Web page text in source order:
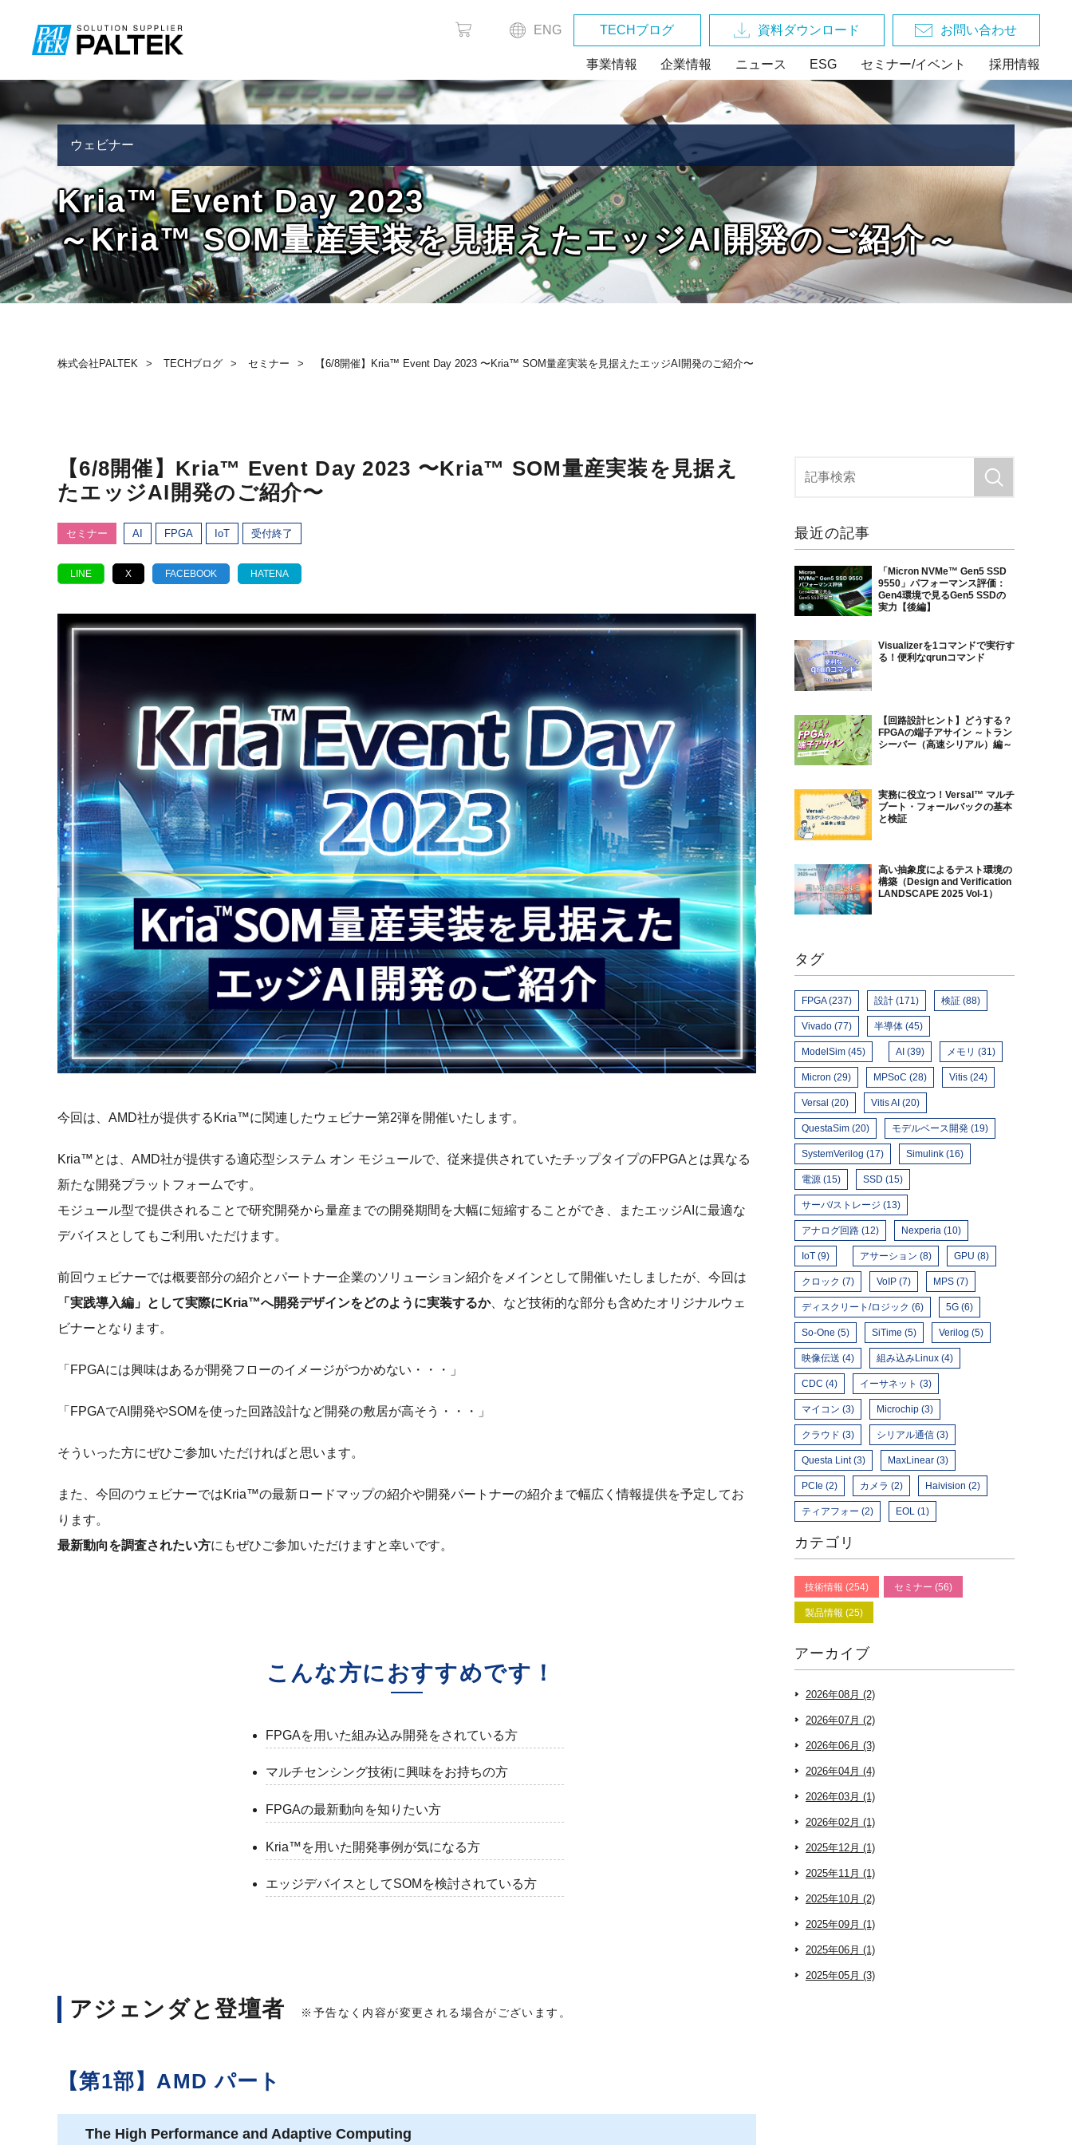
事業情報 企業情報 ニュース ESG セミナー/イベント 採用情報
ENG TECHブログ 資料ダウンロード お問い合わせ
株式会社PALTEK TECHブログ セミナー 【6/8開催】Kria™ Event Day 2023 〜Kria™ SOM量産実装を見据えたエッジAI開発のご紹介〜
TECHブログ
【6/8開催】Kria™ Event Day 2023 〜Kria™ SOM量産実装を見据え
たエッジAI開発のご紹介〜
セミナー AI FPGA IoT 受付終了
LINE X FACEBOOK HATENA
ウェビナー
Kria™ Event Day 2023
～Kria™ SOM量産実装を見据えたエッジAI開発のご紹介～
今回は、AMD社が提供するKria™に関連したウェビナー第2弾を開催いたします。
Kria™とは、AMD社が提供する適応型システム オン モジュールで、従来提供されていたチップタイプのFPGAとは異なる
新たな開発プラットフォームです。
モジュール型で提供されることで研究開発から量産までの開発期間を大幅に短縮することができ、またエッジAIに最適な
デバイスとしてもご利用いただけます。
前回ウェビナーでは概要部分の紹介とパートナー企業のソリューション紹介をメインとして開催いたしましたが、今回は
「実践導入編」として実際にKria™へ開発デザインをどのように実装するか、など技術的な部分も含めたオリジナルウェ
ビナーとなります。
「FPGAには興味はあるが開発フローのイメージがつかめない・・・」
「FPGAでAI開発やSOMを使った回路設計など開発の敷居が高そう・・・」
そういった方にぜひご参加いただければと思います。
また、今回のウェビナーではKria™の最新ロードマップの紹介や開発パートナーの紹介まで幅広く情報提供を予定してお
ります。
最新動向を調査されたい方にもぜひご参加いただけますと幸いです。
こんな方におすすめです！
FPGAを用いた組み込み開発をされている方
マルチセンシング技術に興味をお持ちの方
FPGAの最新動向を知りたい方
Kria™を用いた開発事例が気になる方
エッジデバイスとしてSOMを検討されている方
アジェンダと登壇者 ※予告なく内容が変更される場合がございます。
【第1部】AMD パート
The High Performance and Adaptive Computing
最近の記事
「Micron NVMe™ Gen5 SSD
9550」パフォーマンス評価：
Gen4環境で見るGen5 SSDの
実力【後編】
Visualizerを1コマンドで実行す
る！便利なqrunコマンド
【回路設計ヒント】どうする？
FPGAの端子アサイン ～トラン
シーバー（高速シリアル）編～
実務に役立つ！Versal™ マルチ
ブート・フォールバックの基本
と検証
高い抽象度によるテスト環境の
構築（Design and Verification
LANDSCAPE 2025 Vol-1）
タグ
FPGA (237) 設計 (171) 検証 (88)
Vivado (77) 半導体 (45)
ModelSim (45) AI (39) メモリ (31)
Micron (29) MPSoC (28) Vitis (24)
Versal (20) Vitis AI (20)
QuestaSim (20) モデルベース開発 (19)
SystemVerilog (17) Simulink (16)
電源 (15) SSD (15)
サーバ/ストレージ (13)
アナログ回路 (12) Nexperia (10)
IoT (9) アサーション (8) GPU (8)
クロック (7) VoIP (7) MPS (7)
ディスクリート/ロジック (6) 5G (6)
So-One (5) SiTime (5) Verilog (5)
映像伝送 (4) 組み込みLinux (4)
CDC (4) イーサネット (3)
マイコン (3) Microchip (3)
クラウド (3) シリアル通信 (3)
Questa Lint (3) MaxLinear (3)
PCIe (2) カメラ (2) Haivision (2)
ティアフォー (2) EOL (1)
カテゴリ
技術情報 (254) セミナー (56)
製品情報 (25)
アーカイブ
2026年08月 (2)
2026年07月 (2)
2026年06月 (3)
2026年04月 (4)
2026年03月 (1)
2026年02月 (1)
2025年12月 (1)
2025年11月 (1)
2025年10月 (2)
2025年09月 (1)
2025年06月 (1)
2025年05月 (3)